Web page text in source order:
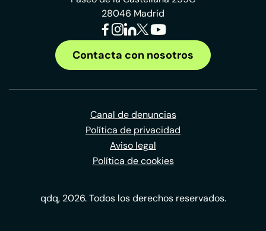
28046 Madrid
Contacta con nosotros
Canal de denuncias
Política de privacidad
Aviso legal
Política de cookies
qdq, 2026. Todos los derechos reservados.